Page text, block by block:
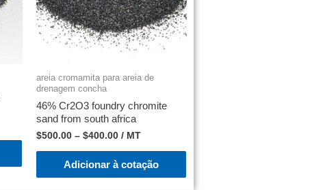
areia cromamita para areia de
drenagem concha
46% Cr2O3 foundry chromite
sand from south africa
$500.00 – $400.00 / MT
Adicionar à cotação